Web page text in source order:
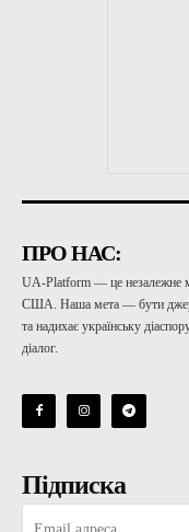
ПРО НАС:
UA-Platform — це незалежне
США. Наша мета — бути
та надихає українську
діалог.
Підписка